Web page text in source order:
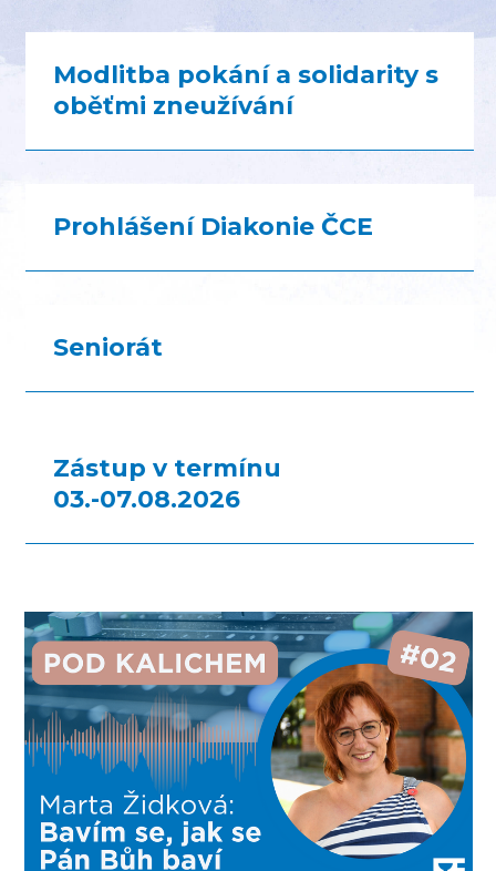
Modlitba pokání a solidarity s
oběťmi zneužívání
Prohlášení Diakonie ČCE
Seniorát
Zástup v termínu
03.-07.08.2026